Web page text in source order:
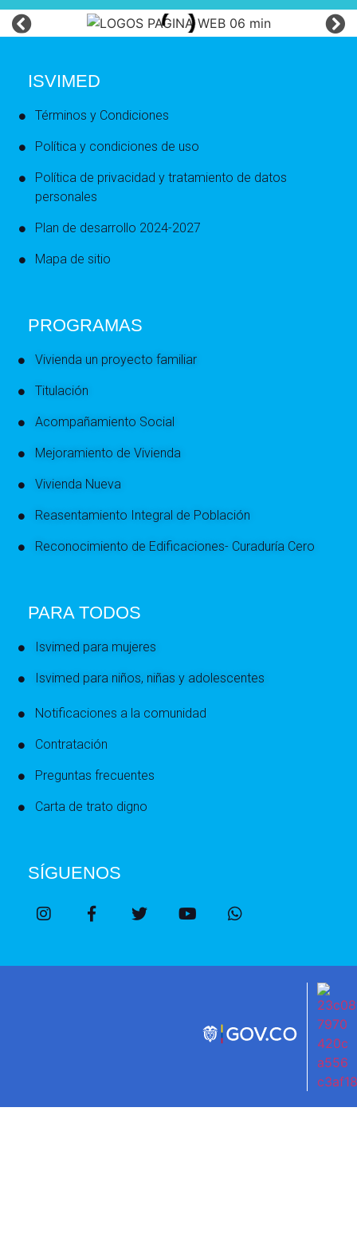
ISVIMED
Términos y Condiciones
Política y condiciones de uso
Política de privacidad y tratamiento de datos
personales
Plan de desarrollo 2024-2027
Mapa de sitio
PROGRAMAS
Vivienda un proyecto familiar
Titulación
Acompañamiento Social
Mejoramiento de Vivienda
Vivienda Nueva
Reasentamiento Integral de Población
Reconocimiento de Edificaciones- Curaduría Cero
PARA TODOS
Isvimed para mujeres
Isvimed para niños, niñas y adolescentes
Notificaciones a la comunidad
Contratación
Preguntas frecuentes
Carta de trato digno
SÍGUENOS